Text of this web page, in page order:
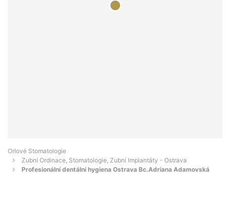
Orlové Stomatologie
Zubní Ordinace, Stomatologie, Zubní Implantáty - Ostrava
Profesionální dentální hygiena Ostrava Bc.Adriana Adamovská